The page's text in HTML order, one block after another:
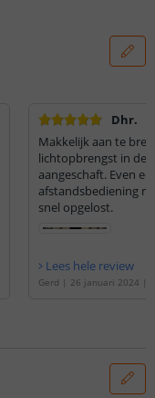
Dhr.
Makkelijk aan te
lichtopbrengst in de
aangeschaft. Even
afstandsbediening
snel opgelost.
Lees hele review
Gerd | 26 januari 2024 |